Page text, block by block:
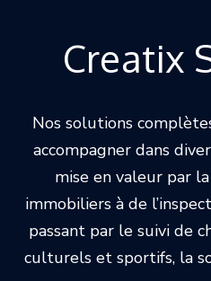
Creatix
Nos solutions
accompagner dans
mise en valeur par
immobiliers à de
passant par le suivi de
culturels et sportifs, la